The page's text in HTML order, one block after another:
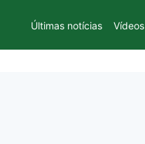
Últimas notícias Vídeos